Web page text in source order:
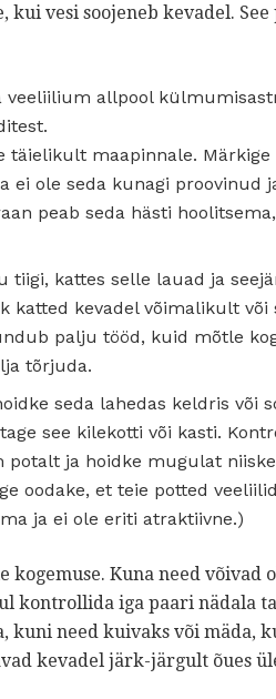
vesi soojeneb kevadel.
allpool
täielikult maapinnale. Märkige
ei ole seda kunagi
peab seda hästi
tiigi, kattes selle lauad ja
katted kevadel võimalikult või
palju tööd, kuid mõtle
tõrjuda.
seda lahedas keldris või
see kilekotti või kasti.
potalt ja hoidke mugulat
oodake, et teie potted
ja ei ole eriti atraktiivne.)
Kuna need võivad
kontrollida iga paari nädala
kuni need kuivaks või mäda,
kevadel järk-järgult õues